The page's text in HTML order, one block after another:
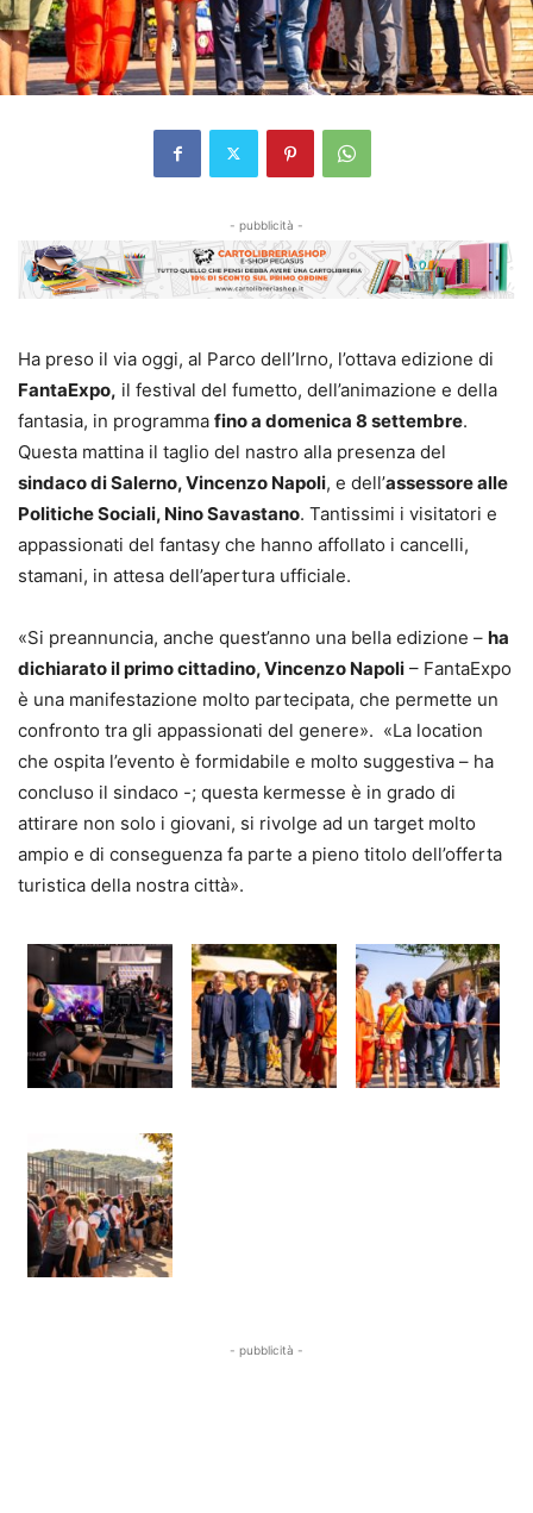
- pubblicità -
Ha preso il via oggi, al Parco dell’Irno, l’ottava edizione di
FantaExpo, il festival del fumetto, dell’animazione e della
fantasia, in programma fino a domenica 8 settembre.
Questa mattina il taglio del nastro alla presenza del
sindaco di Salerno, Vincenzo Napoli, e dell’assessore alle
Politiche Sociali, Nino Savastano. Tantissimi i visitatori e
appassionati del fantasy che hanno affollato i cancelli,
stamani, in attesa dell’apertura ufficiale.
«Si preannuncia, anche quest’anno una bella edizione – ha
dichiarato il primo cittadino, Vincenzo Napoli – FantaExpo
è una manifestazione molto partecipata, che permette un
confronto tra gli appassionati del genere». «La location
che ospita l’evento è formidabile e molto suggestiva – ha
concluso il sindaco -; questa kermesse è in grado di
attirare non solo i giovani, si rivolge ad un target molto
ampio e di conseguenza fa parte a pieno titolo dell’offerta
turistica della nostra città».
- pubblicità -